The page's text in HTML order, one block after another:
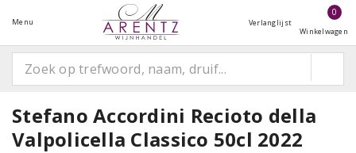
Menu Verlanglijst
0
Winkelwagen
Stefano Accordini Recioto della
Valpolicella Classico 50cl 2022